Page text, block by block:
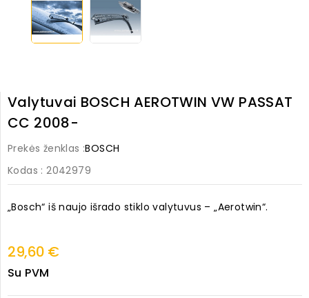
Valytuvai BOSCH AEROTWIN VW PASSAT
CC 2008-
Prekės ženklas :BOSCH
Kodas : 2042979
„Bosch“ iš naujo išrado stiklo valytuvus – „Aerotwin“.
29,60 €
Su PVM